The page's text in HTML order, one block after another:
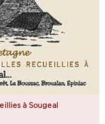
à Sougeal